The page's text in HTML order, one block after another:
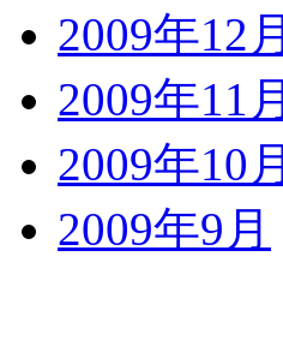
2009年12月
2009年11月
2009年10月
2009年9月